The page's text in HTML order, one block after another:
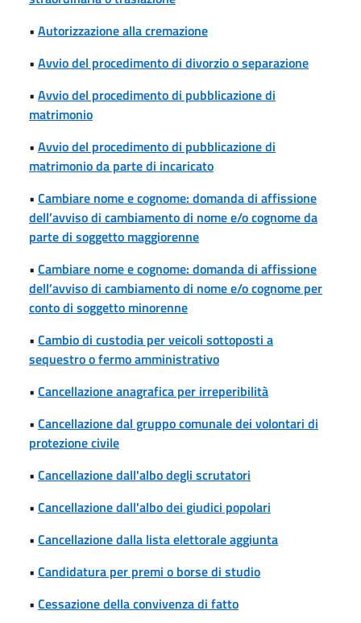
• Autorizzazione alla cremazione
• Avvio del procedimento di divorzio o separazione
• Avvio del procedimento di pubblicazione di
matrimonio
• Avvio del procedimento di pubblicazione di
matrimonio da parte di incaricato
• Cambiare nome e cognome: domanda di affissione
dell’avviso di cambiamento di nome e/o cognome da
parte di soggetto maggiorenne
• Cambiare nome e cognome: domanda di affissione
dell’avviso di cambiamento di nome e/o cognome per
conto di soggetto minorenne
• Cambio di custodia per veicoli sottoposti a
sequestro o fermo amministrativo
• Cancellazione anagrafica per irreperibilità
• Cancellazione dal gruppo comunale dei volontari di
protezione civile
• Cancellazione dall'albo degli scrutatori
• Cancellazione dall'albo dei giudici popolari
• Cancellazione dalla lista elettorale aggiunta
• Candidatura per premi o borse di studio
• Cessazione della convivenza di fatto